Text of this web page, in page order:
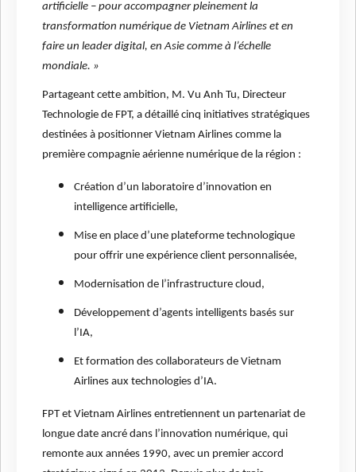
artificielle – pour accompagner pleinement la
transformation numérique de Vietnam Airlines et en
faire un leader digital, en Asie comme à l’échelle
mondiale. »
Partageant cette ambition, M. Vu Anh Tu, Directeur
Technologie de FPT, a détaillé cinq initiatives stratégiques
destinées à positionner Vietnam Airlines comme la
première compagnie aérienne numérique de la région :
Création d’un laboratoire d’innovation en
intelligence artificielle,
Mise en place d’une plateforme technologique
pour offrir une expérience client personnalisée,
Modernisation de l’infrastructure cloud,
Développement d’agents intelligents basés sur
l’IA,
Et formation des collaborateurs de Vietnam
Airlines aux technologies d’IA.
FPT et Vietnam Airlines entretiennent un partenariat de
longue date ancré dans l’innovation numérique, qui
remonte aux années 1990, avec un premier accord